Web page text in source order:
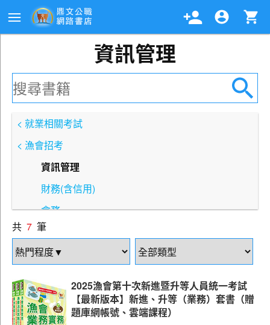
資訊管理
< 就業相關考試
< 漁會招考
資訊管理
財務(含信用)
會務
業務
共 7 筆
2025漁會第十次新進暨升等人員統一考試
【最新版本】新進、升等（業務）套書（贈
題庫網帳號、雲端課程）